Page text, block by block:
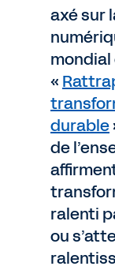
axé sur
«
durable
de
ralenti
ou